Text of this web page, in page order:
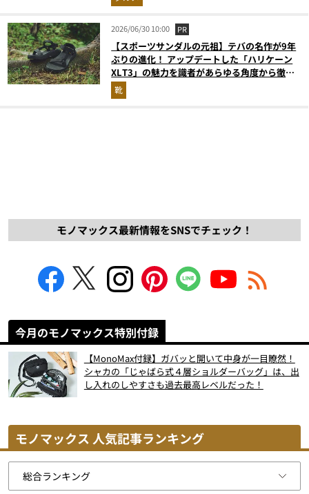
2026/06/30 10:00 PR
【スポーツサンダルの元祖】テバの名作が9年
ぶりの進化！ アップデートした「ハリケーン
XLT3」の魅力を識者があらゆる角度から徹底
解説！
靴
モノマックス最新情報をSNSでチェック！
今月のモノマックス特別付録
【MonoMax付録】ガバッと開いて中身が一目瞭然！
シャカの「じゃばら式４層ショルダーバッグ」は、出
し入れのしやすさも過去最高レベルだった！
モノマックス 人気記事ランキング